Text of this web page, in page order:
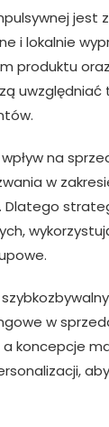
jest
i lokalnie
produktu
na
w
w
koncepcje